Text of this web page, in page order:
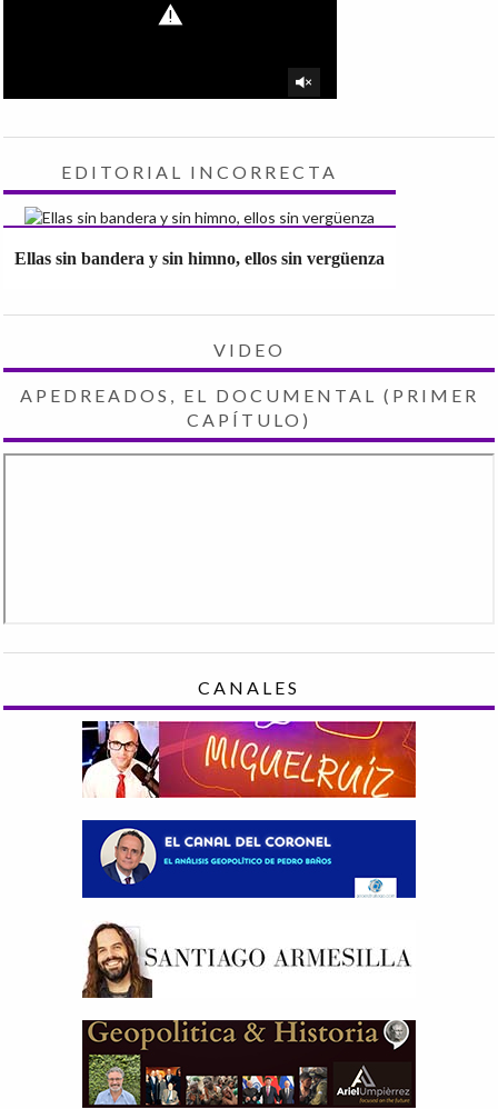
EDITORIAL INCORRECTA
Ellas sin bandera y sin himno, ellos sin vergüenza
VIDEO
APEDREADOS, EL DOCUMENTAL (PRIMER
CAPÍTULO)
CANALES